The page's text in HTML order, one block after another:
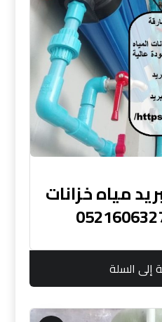
مياه خزانات
إلى السلة